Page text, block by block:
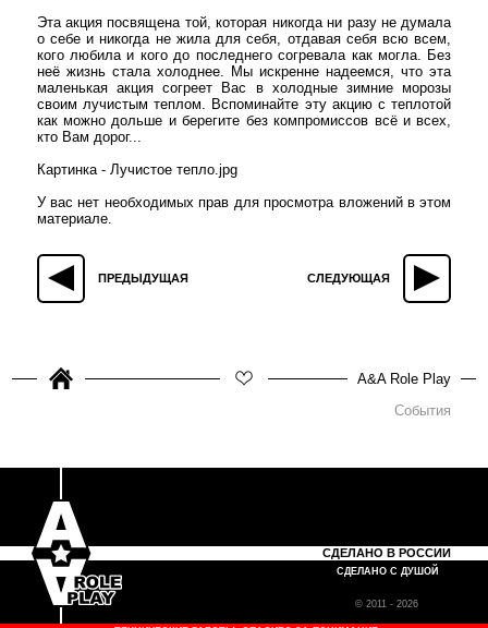
Эта акция посвящена той, которая никогда ни разу не думала
о себе и никогда не жила для себя, отдавая себя всю всем,
кого любила и кого до последнего согревала как могла. Без
неё жизнь стала холоднее. Мы искренне надеемся, что эта
маленькая акция согреет Вас в холодные зимние морозы
своим лучистым теплом. Вспоминайте эту акцию с теплотой
как можно дольше и берегите без компромиссов всё и всех,
кто Вам дорог...
Картинка - Лучистое тепло.jpg
У вас нет необходимых прав для просмотра вложений в этом
материале.
ПРЕДЫДУЩАЯ СЛЕДУЮЩАЯ
A&A Role Play
События
СДЕЛАНО В РОССИИ
СДЕЛАНО С ДУШОЙ
© 2011 - 2026